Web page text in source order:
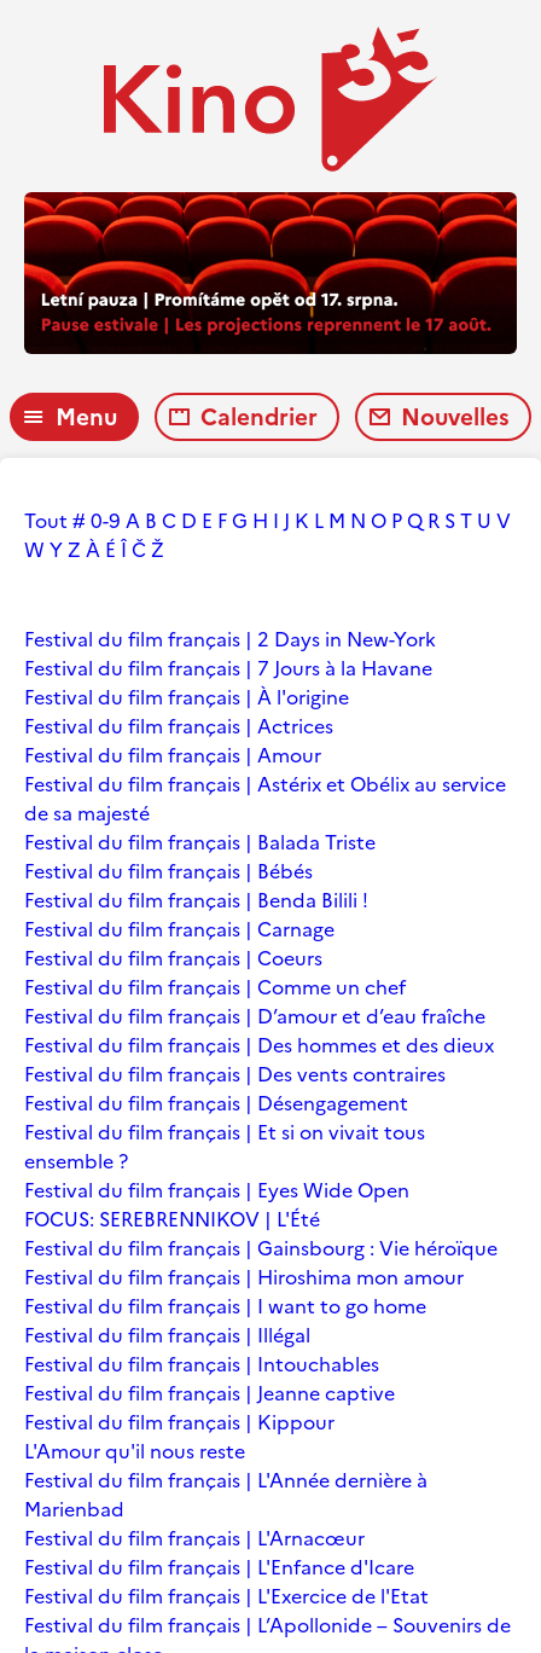
Menu Calendrier Nouvelles
Tout # 0-9 A B C D E FG H I J K L M N O PQ R ST U V
W YZ À É ÎČŽ
Festival du film français | 2 Days in New-York
Festival du film français | 7 Jours à la Havane
Festival du film français | À l'origine
Festival du film français | Actrices
Festival du film français | Amour
Festival du film français | Astérix et Obélix au service
de sa majesté
Festival du film français | Balada Triste
Festival du film français | Bébés
Festival du film français | Benda Bilili !
Festival du film français | Carnage
Festival du film français | Coeurs
Festival du film français | Comme un chef
Festival du film français | D’amour et d’eau fraîche
Festival du film français | Des hommes et des dieux
Festival du film français | Des vents contraires
Festival du film français | Désengagement
Festival du film français | Et si on vivait tous
ensemble ?
Festival du film français | Eyes Wide Open
FOCUS: SEREBRENNIKOV | L'Été
Festival du film français | Gainsbourg : Vie héroïque
Festival du film français | Hiroshima mon amour
Festival du film français | I want to go home
Festival du film français | Illégal
Festival du film français | Intouchables
Festival du film français | Jeanne captive
Festival du film français | Kippour
L'Amour qu'il nous reste
Festival du film français | L'Année dernière à
Marienbad
Festival du film français | L'Arnacœur
Festival du film français | L'Enfance d'Icare
Festival du film français | L'Exercice de l'Etat
Festival du film français | L’Apollonide – Souvenirs de